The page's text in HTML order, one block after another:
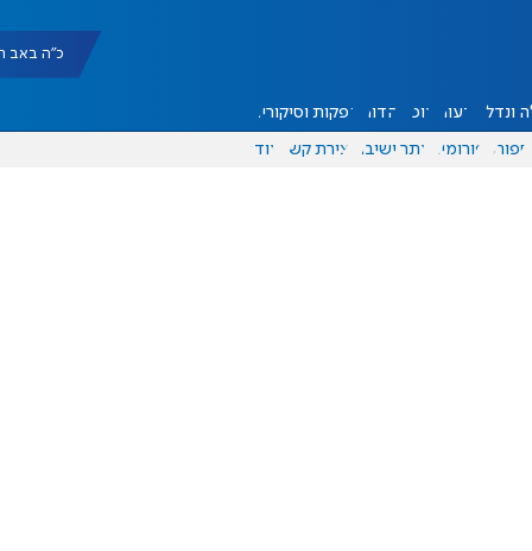
כ"ה באב תשפ"ו
ונדל"ן דעות אוכל יהדות הפקות וסיקורים
ספורט פורומים אתר ישיבה יצירת קשר עוד